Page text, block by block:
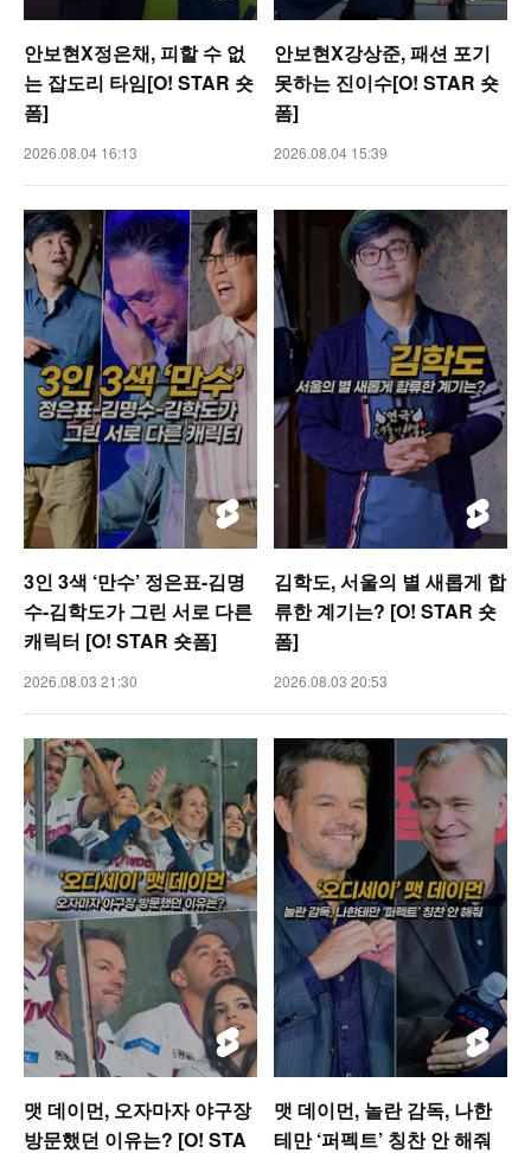
안보현X정은채, 피할 수 없
는 잡도리 타임[O! STAR 숏
폼]
2026.08.04 16:13
안보현X강상준, 패션 포기
못하는 진이수[O! STAR 숏
폼]
2026.08.04 15:39
3인 3색 ‘만수’ 정은표-김명
수-김학도가 그린 서로 다른
캐릭터 [O! STAR 숏폼]
2026.08.03 21:30
김학도, 서울의 별 새롭게 합
류한 계기는? [O! STAR 숏
폼]
2026.08.03 20:53
맷 데이먼, 오자마자 야구장
방문했던 이유는? [O! STA
맷 데이먼, 놀란 감독, 나한
테만 ‘퍼펙트’ 칭찬 안 해줘